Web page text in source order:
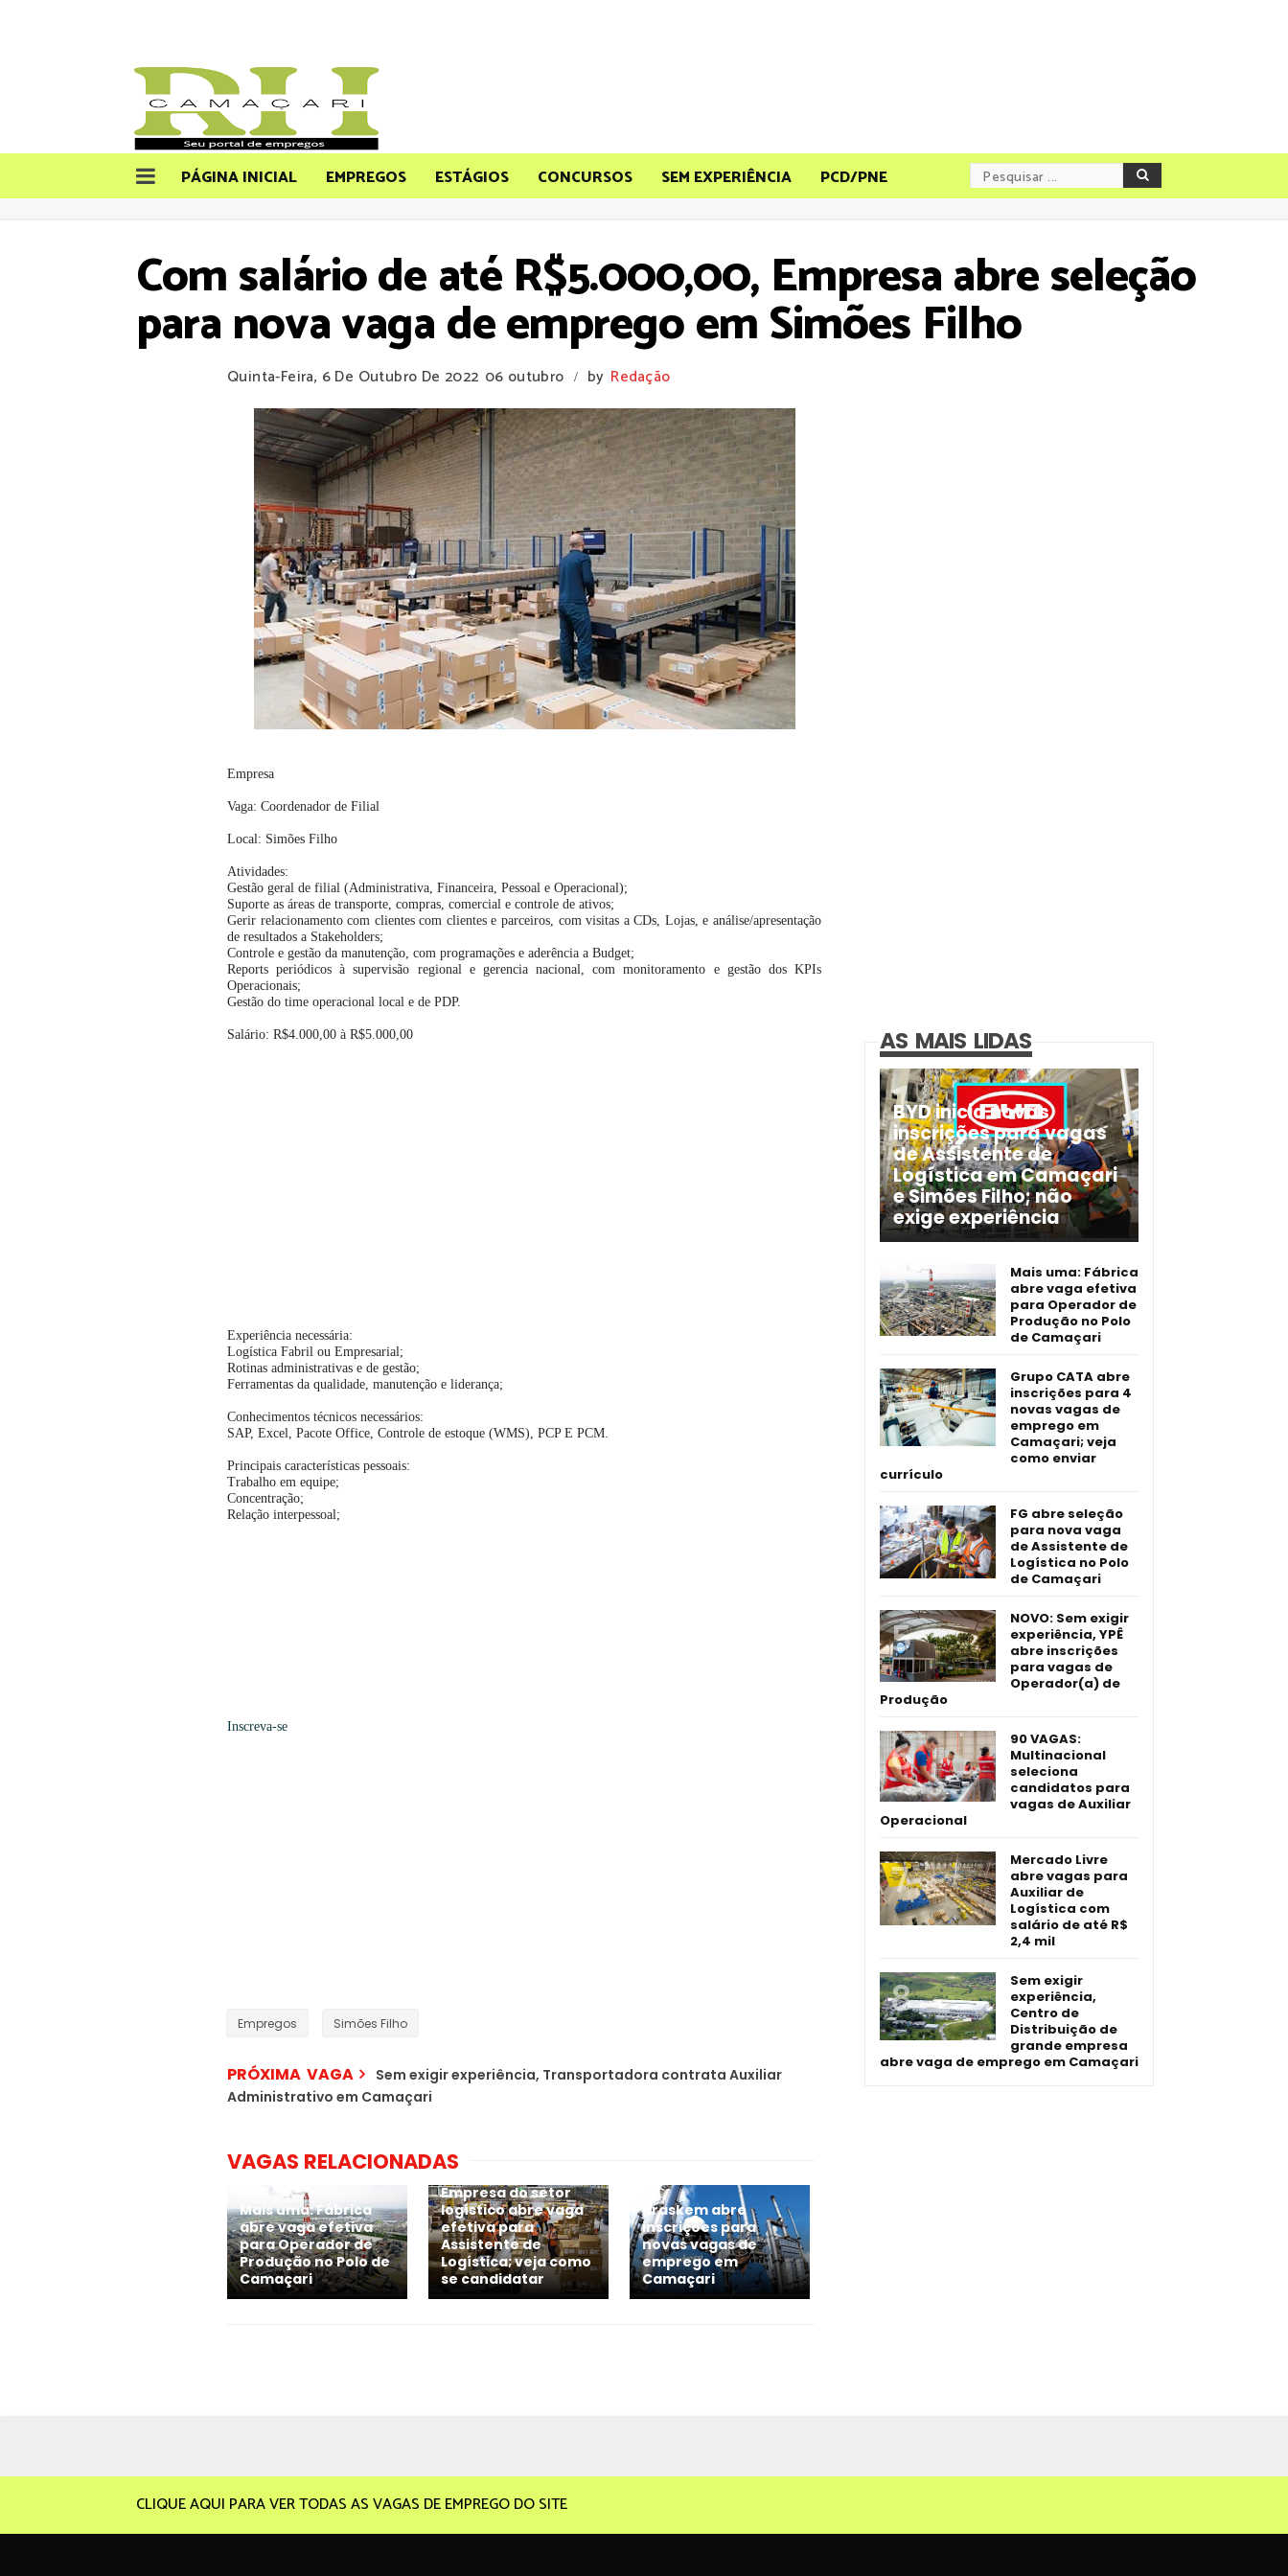
PÁGINA INICIAL EMPREGOS ESTÁGIOS CONCURSOS SEM EXPERIÊNCIA PCD/PNE
Com salário de até R$5.000,00, Empresa abre seleção
para nova vaga de emprego em Simões Filho
Quinta-Feira, 6 De Outubro De 2022 06 outubro / by Redação
Empresa
Vaga: Coordenador de Filial
Local: Simões Filho
Atividades:
Gestão geral de filial (Administrativa, Financeira, Pessoal e Operacional);
Suporte as áreas de transporte, compras, comercial e controle de ativos;
Gerir relacionamento com clientes com clientes e parceiros, com visitas a CDs, Lojas, e análise/apresentação
de resultados a Stakeholders;
Controle e gestão da manutenção, com programações e aderência a Budget;
Reports periódicos à supervisão regional e gerencia nacional, com monitoramento e gestão dos KPIs
Operacionais;
Gestão do time operacional local e de PDP.
Salário: R$4.000,00 à R$5.000,00
Experiência necessária:
Logística Fabril ou Empresarial;
Rotinas administrativas e de gestão;
Ferramentas da qualidade, manutenção e liderança;
Conhecimentos técnicos necessários:
SAP, Excel, Pacote Office, Controle de estoque (WMS), PCP E PCM.
Principais características pessoais:
Trabalho em equipe;
Concentração;
Relação interpessoal;
Inscreva-se
Empregos Simões Filho
PRÓXIMA VAGA
Sem exigir experiência, Transportadora contrata Auxiliar
Administrativo em Camaçari
VAGAS RELACIONADAS
Mais uma: Fábrica
abre vaga efetiva
para Operador de
Produção no Polo de
Camaçari
Empresa do setor
logístico abre vaga
efetiva para
Assistente de
Logística; veja como
se candidatar
Braskem abre
inscrições para
novas vagas de
emprego em
Camaçari
AS MAIS LIDAS
BYD inicia novas
inscrições para vagas
de Assistente de
Logística em Camaçari
e Simões Filho; não
exige experiência
Mais uma: Fábrica
abre vaga efetiva
para Operador de
Produção no Polo
de Camaçari
Grupo CATA abre
inscrições para 4
novas vagas de
emprego em
Camaçari; veja
como enviar
currículo
FG abre seleção
para nova vaga
de Assistente de
Logística no Polo
de Camaçari
NOVO: Sem exigir
experiência, YPÊ
abre inscrições
para vagas de
Operador(a) de
Produção
90 VAGAS:
Multinacional
seleciona
candidatos para
vagas de Auxiliar
Operacional
Mercado Livre
abre vagas para
Auxiliar de
Logística com
salário de até R$
2,4 mil
Sem exigir
experiência,
Centro de
Distribuição de
grande empresa
abre vaga de emprego em Camaçari
CLIQUE AQUI PARA VER TODAS AS VAGAS DE EMPREGO DO SITE